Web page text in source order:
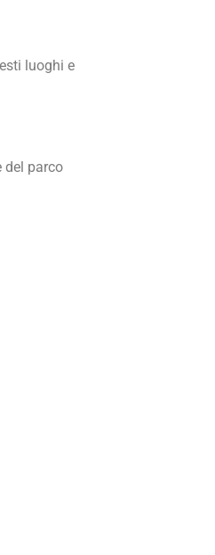
luoghi e
del parco